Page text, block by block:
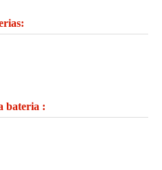
bateria :